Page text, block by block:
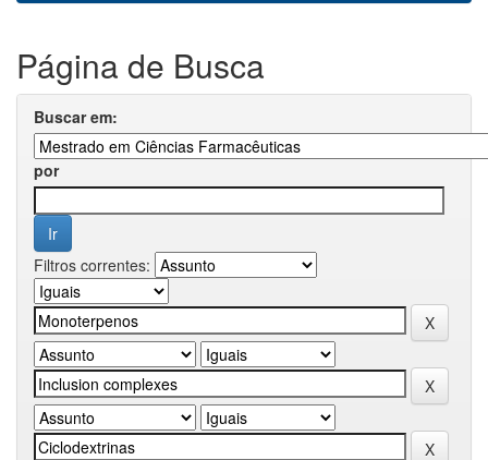
Página de Busca
Buscar em:
por
Filtros correntes: